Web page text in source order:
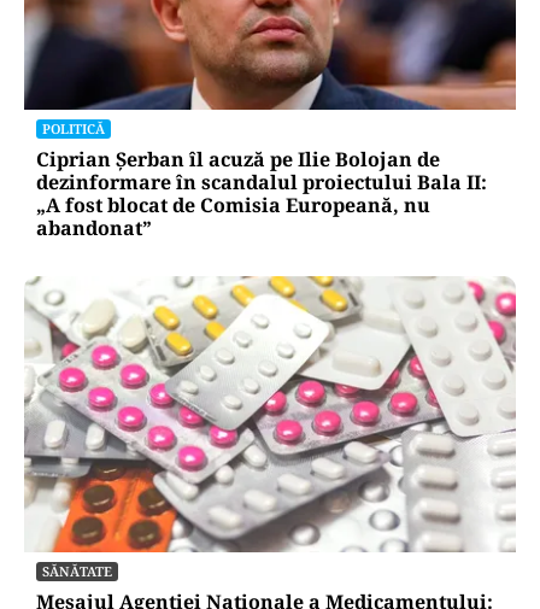
POLITICĂ
Ciprian Șerban îl acuză pe Ilie Bolojan de
dezinformare în scandalul proiectului Bala II:
„A fost blocat de Comisia Europeană, nu
abandonat”
SĂNĂTATE
Mesajul Agenției Naționale a Medicamentului: